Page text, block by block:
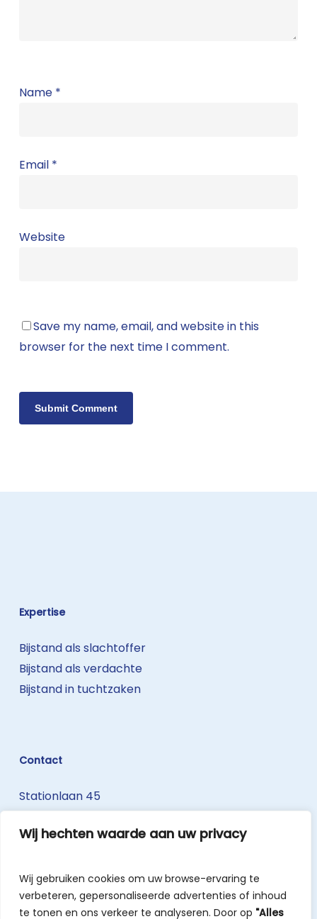
Wij hechten waarde aan uw privacy
Wij gebruiken cookies om uw browse-ervaring te
verbeteren, gepersonaliseerde advertenties of inhoud
te tonen en ons verkeer te analyseren. Door op "Alles
Name *
Email *
Website
Save my name, email, and website in this
browser for the next time I comment.
Expertise
Bijstand als slachtoffer
Bijstand als verdachte
Bijstand in tuchtzaken
Contact
Stationlaan 45
W: www.belisius.be
info@belisius.be